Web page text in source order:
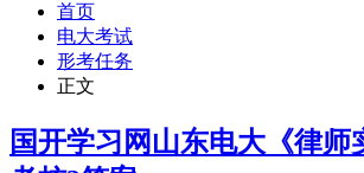
首页
电大考试
形考任务
正文
国开学习网山东电大《律师